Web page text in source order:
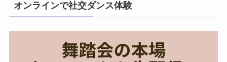
オンラインで社交ダンス体験